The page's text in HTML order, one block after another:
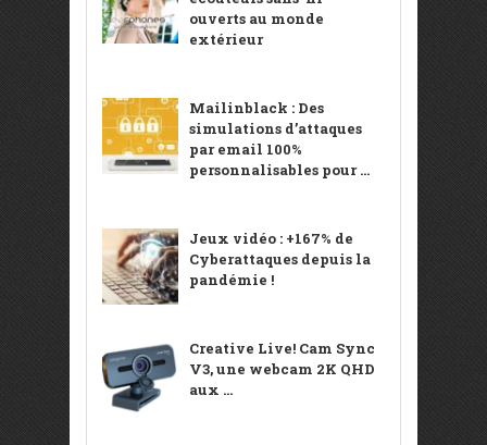
ouverts au monde
extérieur
Mailinblack : Des
simulations d’attaques
par email 100%
personnalisables pour ...
Jeux vidéo : +167% de
Cyberattaques depuis la
pandémie !
Creative Live! Cam Sync
V3, une webcam 2K QHD
aux ...